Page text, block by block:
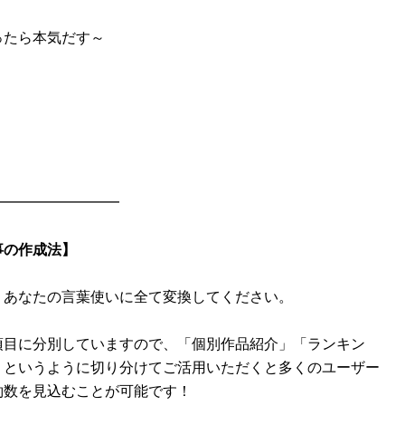
ら本気だす～
作成法】
なたの言葉使いに全て変換してください。
目に分別していますので、「個別作品紹介」「ランキン
いうように切り分けてご活用いただくと多くのユーザー
を見込むことが可能です！